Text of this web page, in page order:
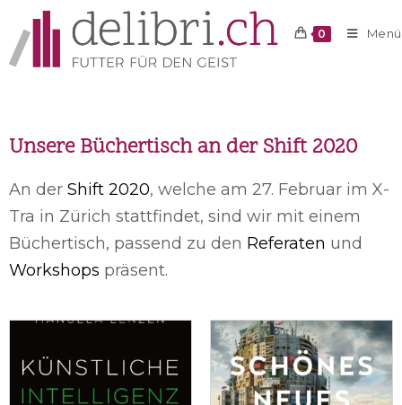
0 Menü
Unsere Büchertisch an der Shift 2020
An der Shift 2020, welche am 27. Februar im X-
Tra in Zürich stattfindet, sind wir mit einem
Büchertisch, passend zu den Referaten und
Workshops präsent.